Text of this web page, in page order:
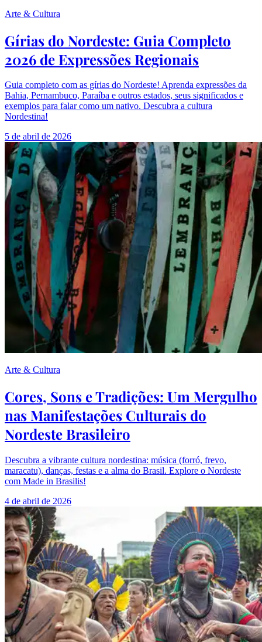
Arte & Cultura
Gírias do Nordeste: Guia Completo
2026 de Expressões Regionais
Guia completo com as gírias do Nordeste! Aprenda expressões da
Bahia, Pernambuco, Paraíba e outros estados, seus significados e
exemplos para falar como um nativo. Descubra a cultura
Nordestina!
5 de abril de 2026
Arte & Cultura
Cores, Sons e Tradições: Um Mergulho
nas Manifestações Culturais do
Nordeste Brasileiro
Descubra a vibrante cultura nordestina: música (forró, frevo,
maracatu), danças, festas e a alma do Brasil. Explore o Nordeste
com Made in Brasilis!
4 de abril de 2026